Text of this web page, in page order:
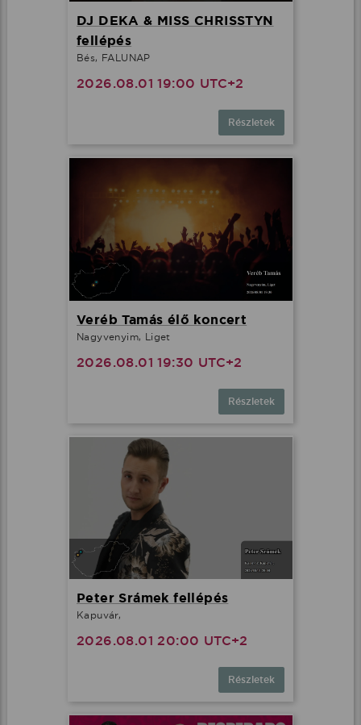
DJ DEKA & MISS CHRISSTYN
fellépés
Bés, FALUNAP
2026.08.01 19:00 UTC+2
Részletek
Veréb Tamás élő koncert
Nagyvenyim, Liget
2026.08.01 19:30 UTC+2
Részletek
Peter Srámek fellépés
Kapuvár,
2026.08.01 20:00 UTC+2
Részletek